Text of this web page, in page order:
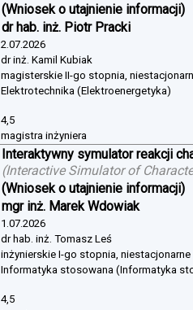
(Wniosek o utajnienie informacji)
dr hab. inż. Piotr Pracki
2.07.2026
dr inż. Kamil Kubiak
magisterskie II-go stopnia,
Elektrotechnika (Elektroenergetyka)
4,5
magistra inżyniera
Interaktywny symulator reakcji
(Interactive Simulator of
(Wniosek o utajnienie informacji)
mgr inż. Marek Wdowiak
1.07.2026
dr hab. inż. Tomasz Leś
inżynierskie I-go stopnia, niestacjonarne
Informatyka stosowana (Informatyka
4,5